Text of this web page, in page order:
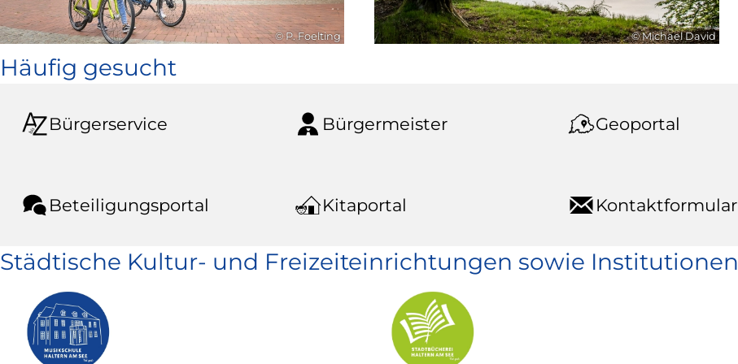
© P. Foelting © Michael David
Häufig gesucht
Bürgerservice Bürgermeister Geoportal
Beteiligungsportal Kitaportal Kontaktformular
Städtische Kultur- und Freizeiteinrichtungen sowie Institutionen